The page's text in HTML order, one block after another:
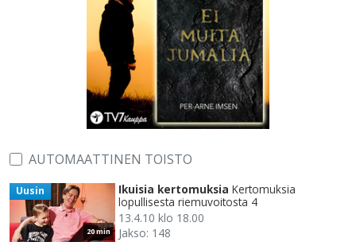
AUTOMAATTINEN TOISTO
20 min
Uusin Ikuisia kertomuksia Kertomuksia
lopullisesta riemuvoitosta 4
13.4.10 klo 18.00
Jakso: 148